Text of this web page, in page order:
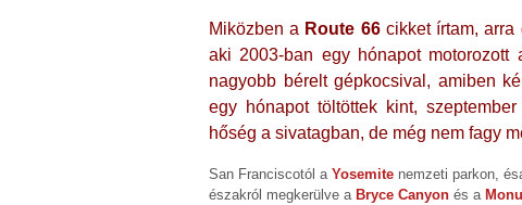
Miközben a Route 66cikket írtam, arra
aki 2003-ban egy hónapot
nagyobb bérelt gépkocsival, amiben
egy hónapot töltöttek kint,
hőség a sivatagban, de még nem fagy
San Franciscotól a Yosemite nemzeti parkon,
északról megkerülve a Bryce Canyon és a